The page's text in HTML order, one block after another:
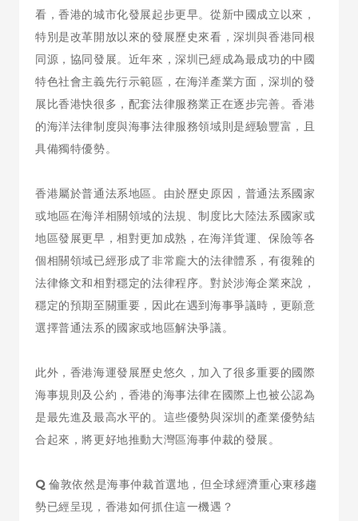
看，香港的城市化發展起步更早。從新中國成立以來，
特別是改革開放以來的發展歷史來看，深圳與香港同根
同源，協同發展。近年來，深圳已經成為最成功的中國
特色社會主義先行示範區，在海洋產業方面，深圳的發
展比香港快很多，配套法律服務業正在逐步完善。香港
的海洋法律制度與海事法律服務領域則是經驗豐富，且
具備獨特優勢。
香港屬於普通法系地區。由於歷史原因，普通法系國家
或地區在海洋相關領域的法規、制度比大陸法系國家或
地區發展更早，相對更加成熟，在海洋貨運、保險等各
個相關領域已經形成了非常龐大的法律體系，有復雜的
法律條文和相對穩定的法律程序。對於涉海企業來說，
穩定的預期至關重要，因此在遇到海事爭議時，更願意
選擇普通法系的國家或地區解決爭議。
此外，香港海運發展歷史悠久，加入了很多重要的國際
海事規則及公約，香港的海事法律在國際上也被公認為
是最先進及最高水平的。這些優勢與深圳的產業優勢結
合起來，將更好地推動大灣區海事仲裁的發展。
Q倫敦依然是海事仲裁首選地，但全球經濟重心東移趨
勢已經呈現，香港如何抓住這一機遇？